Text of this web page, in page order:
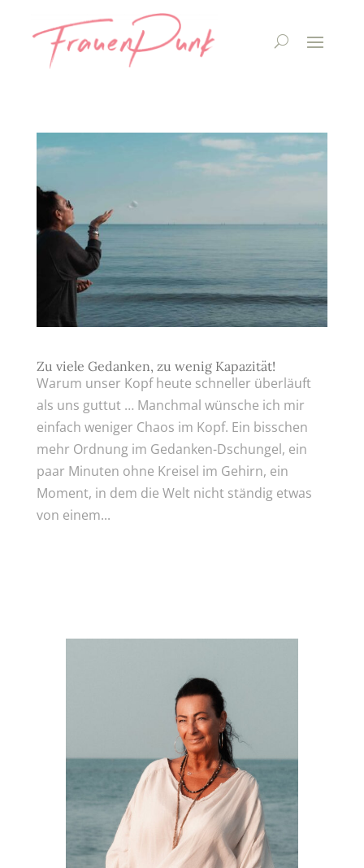
Zu viele Gedanken, zu wenig Kapazität!
Warum unser Kopf heute schneller überläuft
als uns guttut … Manchmal wünsche ich mir
einfach weniger Chaos im Kopf. Ein bisschen
mehr Ordnung im Gedanken-Dschungel, ein
paar Minuten ohne Kreisel im Gehirn, ein
Moment, in dem die Welt nicht ständig etwas
von einem...